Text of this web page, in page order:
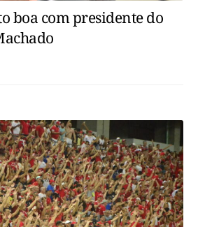
boa com presidente do